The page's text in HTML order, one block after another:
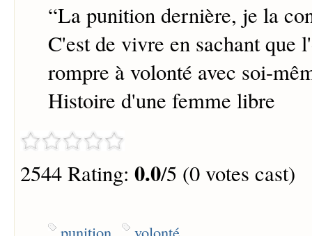
“La punition dernière, je la
C'est de vivre en sachant que
rompre à volonté avec soi-
Histoire d'une femme libre
2544 Rating: 0.0/5 (0 votes cast)
punition volonté